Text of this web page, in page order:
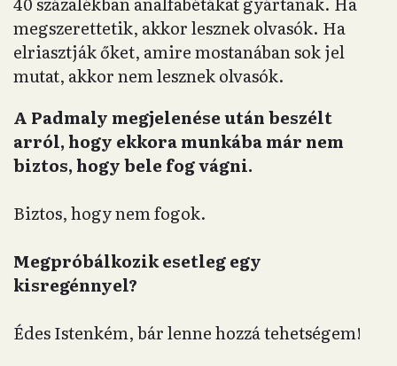
megszerettetik, akkor lesznek olvasók. Ha
elriasztják őket, amire mostanában sok jel
mutat, akkor nem lesznek olvasók.
A Padmaly megjelenése után beszélt
arról, hogy ekkora munkába már nem
biztos, hogy bele fog vágni.
Biztos, hogy nem fogok.
Megpróbálkozik esetleg egy
kisregénnyel?
Édes Istenkém, bár lenne hozzá tehetségem!